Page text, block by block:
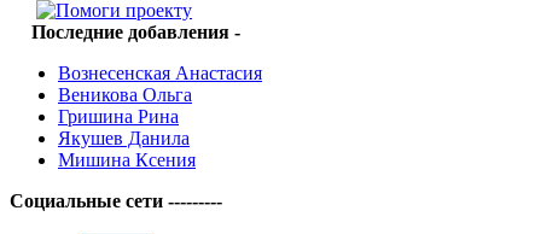
Последние добавления -
Вознесенская Анастасия
Веникова Ольга
Гришина Рина
Якушев Данила
Мишина Ксения
Социальные сети ---------